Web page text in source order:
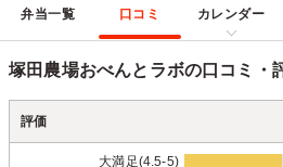
弁当一覧 口コミ カレンダー
塚田農場おべんとラボの口コミ・
評価
大満足(4.5-5)